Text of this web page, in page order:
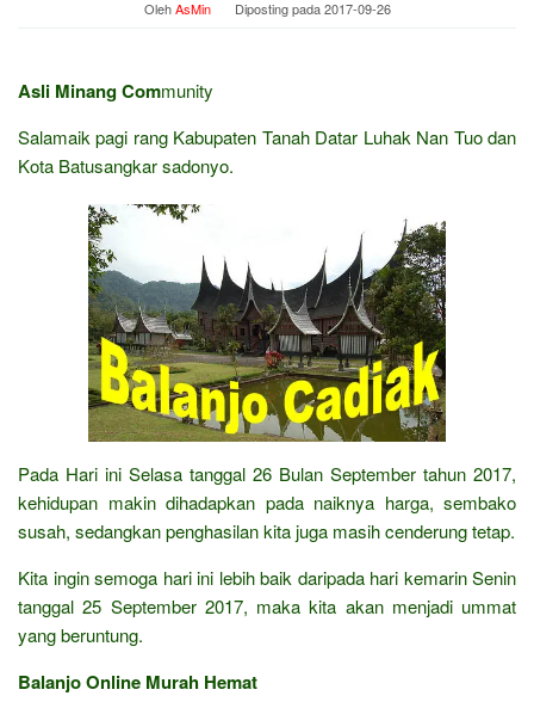
OlehAsMin Diposting pada2017-09-26
Asli Minang Community
Salamaik pagi rang Kabupaten Tanah Datar Luhak Nan Tuo dan
Kota Batusangkar sadonyo.
Pada Hari ini Selasa tanggal 26 Bulan September tahun 2017,
kehidupan makin dihadapkan pada naiknya harga, sembako
susah, sedangkan penghasilan kita juga masih cenderung tetap.
Kita ingin semoga hari ini lebih baik daripada hari kemarin Senin
tanggal 25 September 2017, maka kita akan menjadi ummat
yang beruntung.
Balanjo Online Murah Hemat